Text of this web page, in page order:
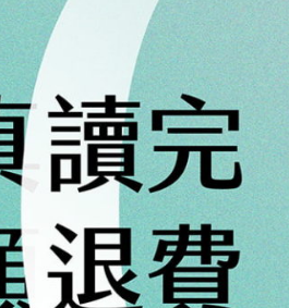
、學校或政府機構認可，是最被廣
書依照成績區間不同， 分成金、藍、
來小編將先簡介多益考試、證書用
。